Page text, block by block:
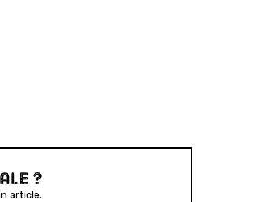
?
article.